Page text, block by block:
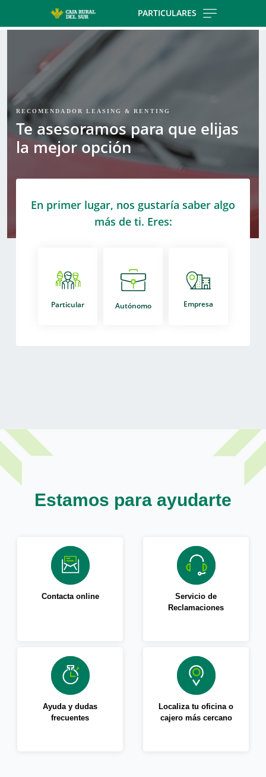
Skip to main contentt
PARTICULARES
RECOMENDADOR LEASING & RENTING
Te asesoramos para que elijas
la mejor opción
En primer lugar, nos gustaría saber algo
más de ti. Eres:
Particular Autónomo Empresa
Estamos para ayudarte
Contacta online
Servicio de
Reclamaciones
Ayuda y dudas
frecuentes
Localiza tu oficina o
cajero más cercano